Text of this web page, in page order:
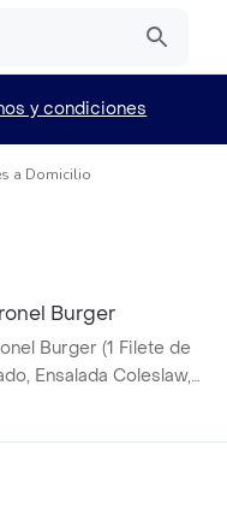
y condiciones
a Domicilio
Burger
Burger (1 Filete de